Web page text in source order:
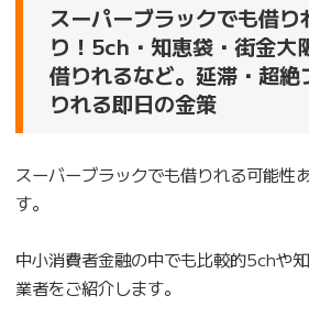
スーパーブラックでも借り
り！5ch・知恵袋・街金大
借りれるなど。延滞・超絶
りれる即日の金策
スーバーブラックでも借りれる可能性
す。
中小消費者金融の中でも比較的5chや
業者をご紹介します。